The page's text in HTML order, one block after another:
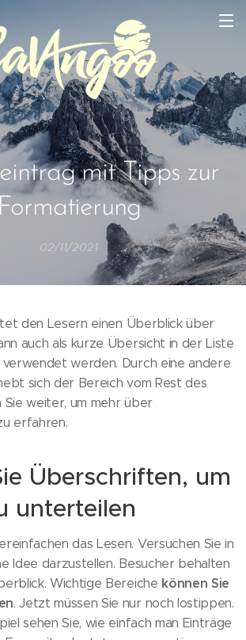
mit Tipps zur
Formatierung
02/11/2021
den Lesern einen Überblick über
auch als kurze Übersicht in der Liste
werden. Durch eine andere
sich der Bereich vom Rest des
Sie weiter, um mehr über
erfahren.
Überschriften, um
unterteilen
das Lesen. Versuchen Sie in
Idee darzustellen. Besucher behalten
Wichtige Bereiche können Sie
. Jetzt müssen Sie nur noch lostippen.
sehen Sie, wie einfach man Einträge